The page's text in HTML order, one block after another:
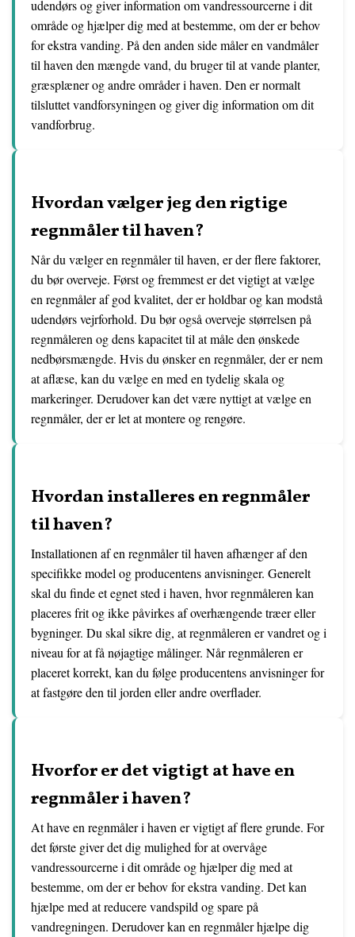
udendørs og giver information om vandressourcerne i dit
område og hjælper dig med at bestemme, om der er behov
for ekstra vanding. På den anden side måler en vandmåler
til haven den mængde vand, du bruger til at vande planter,
græsplæner og andre områder i haven. Den er normalt
tilsluttet vandforsyningen og giver dig information om dit
vandforbrug.
Hvordan vælger jeg den rigtige
regnmåler til haven?
Når du vælger en regnmåler til haven, er der flere faktorer,
du bør overveje. Først og fremmest er det vigtigt at vælge
en regnmåler af god kvalitet, der er holdbar og kan modstå
udendørs vejrforhold. Du bør også overveje størrelsen på
regnmåleren og dens kapacitet til at måle den ønskede
nedbørsmængde. Hvis du ønsker en regnmåler, der er nem
at aflæse, kan du vælge en med en tydelig skala og
markeringer. Derudover kan det være nyttigt at vælge en
regnmåler, der er let at montere og rengøre.
Hvordan installeres en regnmåler
til haven?
Installationen af en regnmåler til haven afhænger af den
specifikke model og producentens anvisninger. Generelt
skal du finde et egnet sted i haven, hvor regnmåleren kan
placeres frit og ikke påvirkes af overhængende træer eller
bygninger. Du skal sikre dig, at regnmåleren er vandret og i
niveau for at få nøjagtige målinger. Når regnmåleren er
placeret korrekt, kan du følge producentens anvisninger for
at fastgøre den til jorden eller andre overflader.
Hvorfor er det vigtigt at have en
regnmåler i haven?
At have en regnmåler i haven er vigtigt af flere grunde. For
det første giver det dig mulighed for at overvåge
vandressourcerne i dit område og hjælper dig med at
bestemme, om der er behov for ekstra vanding. Det kan
hjælpe med at reducere vandspild og spare på
vandregningen. Derudover kan en regnmåler hjælpe dig